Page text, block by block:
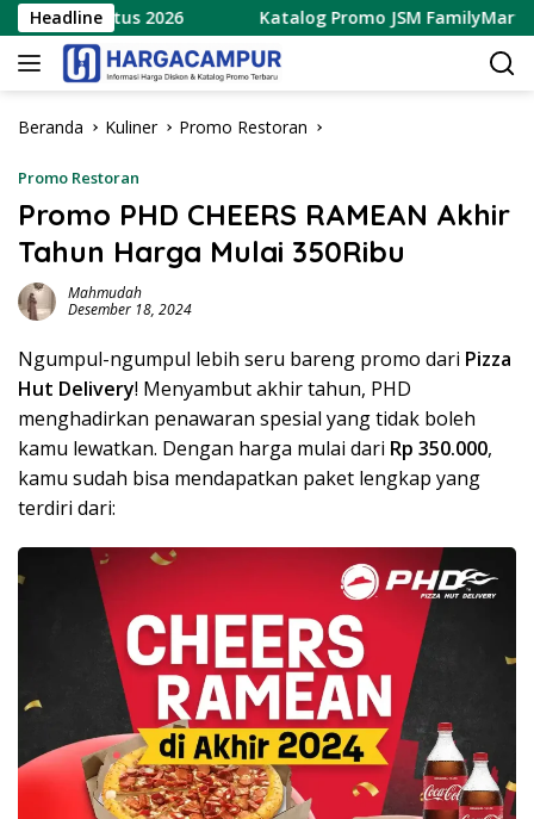
Langsung
ke
konten
Headline
9 Agustus 2026 Katalog Promo JSM FamilyMart
Beranda Kuliner Promo Restoran
Promo Restoran
Promo PHD CHEERS RAMEAN Akhir
Tahun Harga Mulai 350Ribu
Mahmudah
Desember 18, 2024
Ngumpul-ngumpul lebih seru bareng promo dari Pizza
Hut Delivery! Menyambut akhir tahun, PHD
menghadirkan penawaran spesial yang tidak boleh
kamu lewatkan. Dengan harga mulai dari Rp 350.000,
kamu sudah bisa mendapatkan paket lengkap yang
terdiri dari: